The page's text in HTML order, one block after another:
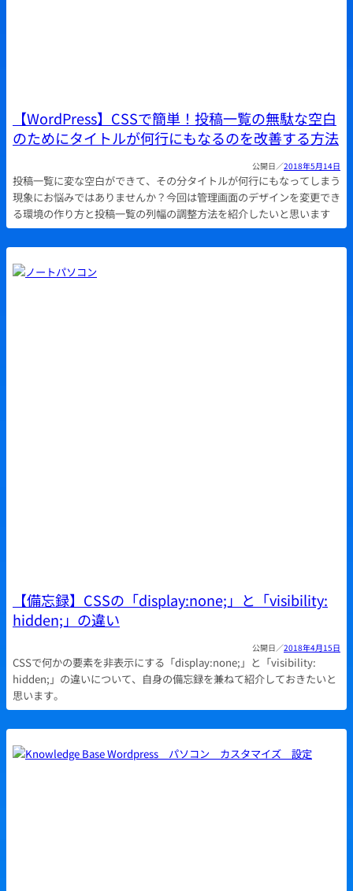
【WordPress】CSSで簡単！投稿一覧の無駄な空白
のためにタイトルが何行にもなるのを改善する方法
2018年5月14日
投稿一覧に変な空白ができて、その分タイトルが何行にもなってしまう
現象にお悩みではありませんか？今回は管理画面のデザインを変更でき
る環境の作り方と投稿一覧の列幅の調整方法を紹介したいと思います
【備忘録】CSSの「display:none;」と「visibility:
hidden;」の違い
2018年4月15日
CSSで何かの要素を非表示にする「display:none;」と「visibility:
hidden;」の違いについて、自身の備忘録を兼ねて紹介しておきたいと
思います。